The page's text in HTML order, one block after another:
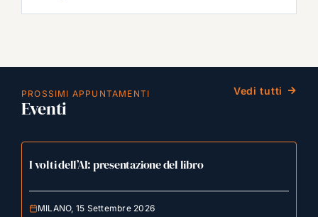
PROSSIMI APPUNTAMENTI
Eventi
Vedi tutti
I volti dell’AI: presentazione del libro
MILANO, 15 Settembre 2026